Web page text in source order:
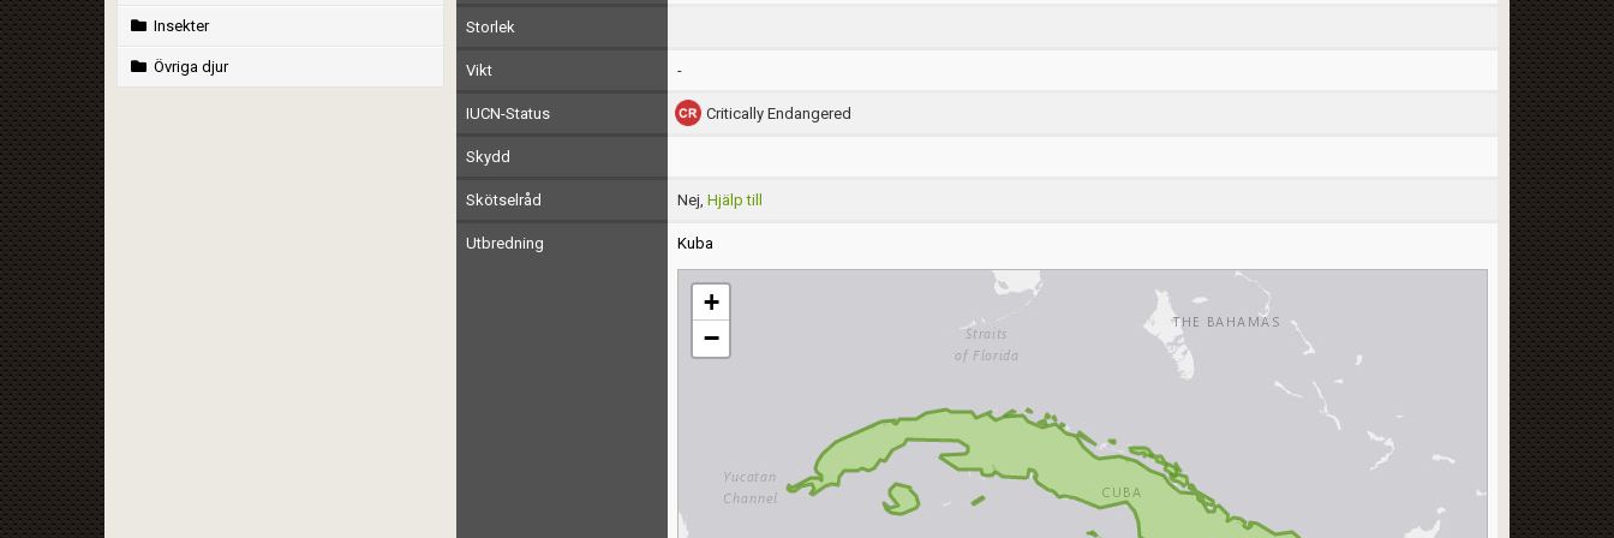
Insekter
Övriga djur
Storlek
Vikt -
IUCN-Status Critically Endangered
Skydd
Skötselråd Nej, Hjälp till
Utbredning Kuba
+
−